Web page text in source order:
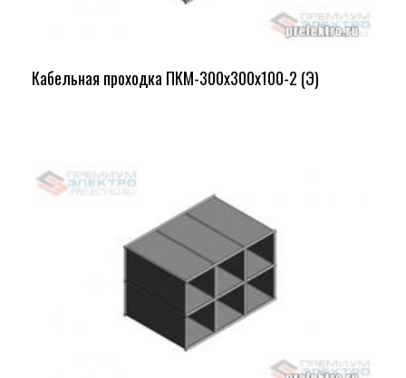
Кабельная проходка ПКМ-300х300х100-2 (Э)